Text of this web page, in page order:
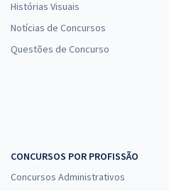
Histórias Visuais
Notícias de Concursos
Questões de Concurso
CONCURSOS POR PROFISSÃO
Concursos Administrativos